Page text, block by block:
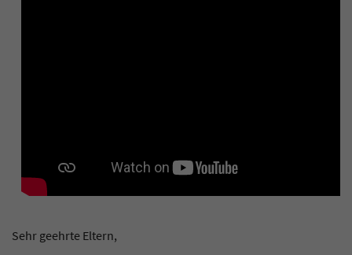
Sehr geehrte Eltern,